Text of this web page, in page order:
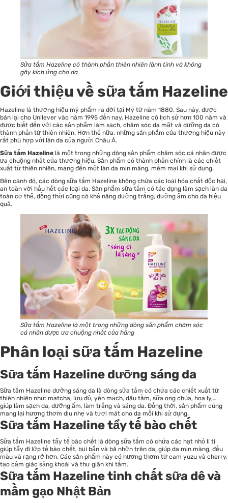
Sữa tắm Hazeline có thành phần thiên nhiên lành tính và không
gây kích ứng cho da
Giới thiệu về sữa tắm Hazeline
Hazeline là thương hiệu mỹ phẩm ra đời tại Mỹ từ năm 1880. Sau này, được
bán lại cho Unilever vào năm 1995 đến nay. Hazeline có lịch sử hơn 100 năm và
được biết đến với các sản phẩm làm sạch, chăm sóc da mặt và dưỡng da có
thành phần từ thiên nhiên. Hơn thế nữa, những sản phẩm của thương hiệu này
rất phù hợp với làn da của người Châu Á.
Sữa tắm Hazeline là một trong những dòng sản phẩm chăm sóc cá nhân được
ưa chuộng nhất của thương hiệu. Sản phẩm có thành phần chính là các chiết
xuất từ thiên nhiên, mang đến một làn da mịn màng, mềm mại khi sử dụng.
Bên cạnh đó, các dòng sữa tắm Hazeline không chứa các loại hóa chất độc hại,
an toàn với hầu hết các loại da. Sản phẩm sữa tắm có tác dụng làm sạch làn da
toàn cơ thể, đồng thời cũng có khả năng dưỡng trắng, dưỡng ẩm cho da hiệu
quả.
Sữa tắm Hazeline là một trong những dòng sản phẩm chăm sóc
cá nhân được ưa chuộng nhất của hãng
Phân loại sữa tắm Hazeline
Sữa tắm Hazeline dưỡng sáng da
Sữa tắm Hazeline dưỡng sáng da là dòng sữa tắm có chứa các chiết xuất từ
thiên nhiên như: matcha, lựu đỏ, yến mạch, dâu tằm, sữa ong chúa, hoa ly,…
giúp làm sạch da, dưỡng ẩm, làm trắng và sáng da. Đồng thời, sản phẩm cũng
mang lại hương thơm dịu nhẹ và tươi mát cho da mỗi khi sử dụng.
Sữa tắm Hazeline tẩy tế bào chết
Sữa tắm Hazeline tẩy tế bào chết là dòng sữa tắm có chứa các hạt nhỏ li ti
giúp tẩy đi lớp tế bào chết, bụi bẩn và bã nhờn trên da, giúp da mịn màng, đều
màu và rạng rỡ hơn. Các sản phẩm này có hương thơm từ cam yuzu và cherry,
tạo cảm giác sảng khoái và thư giãn khi tắm.
Sữa tắm Hazeline tinh chất sữa dê và
mầm gạo Nhật Bản